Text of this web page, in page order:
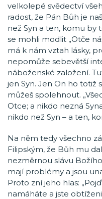
velkolepé svědectví
radost, že Pán Bůh je
než Syn a ten, komu by
se mohli modlit „Otče
má k nám vztah lásky,
nepomůže sebevětší
náboženské založení.
jen Syn. Jen On ho totiž
můžeš spolehnout.
Otce; a nikdo nezná
nikdo než Syn – a ten,
Na něm tedy všechno
Filipským, že Bůh mu
nezměrnou slávu
mají problémy a jsou
Proto zní jeho hlas:
namáháte a jste